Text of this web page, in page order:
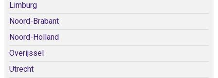
Limburg
Noord-Brabant
Noord-Holland
Overijssel
Utrecht